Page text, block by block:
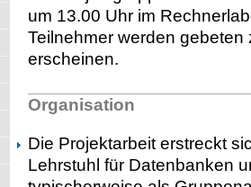
um 13.00 Uhr im
Teilnehmer werden
erscheinen.
Organisation
Die Projektarbeit erstreckt
Lehrstuhl für Datenbanken